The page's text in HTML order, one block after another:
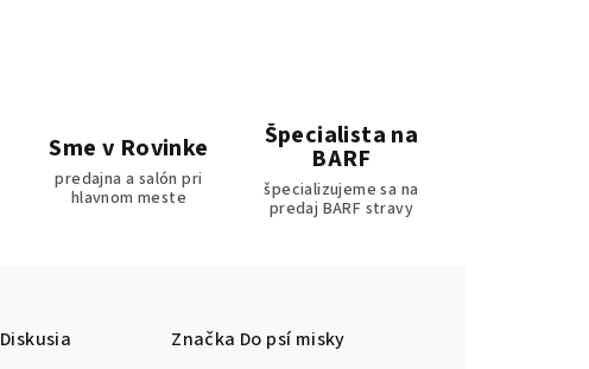
Sme v Rovinke
predajna a salón pri
hlavnom meste
Špecialista na
BARF
špecializujeme sa na
predaj BARF stravy
Diskusia Značka Do psí misky